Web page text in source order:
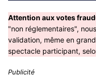
Attention aux votes
"non réglementaires",
validation, même en
spectacle participant,
Publicité